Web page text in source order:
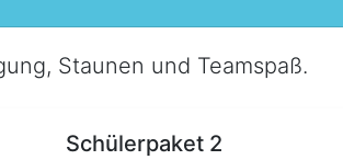
Staunen und Teamspaß.
Schülerpaket 2